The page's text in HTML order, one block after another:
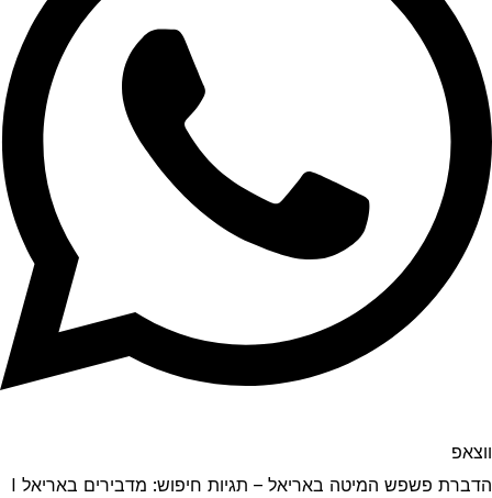
ווצאפ
הדברת פשפש המיטה באריאל – תגיות חיפוש: מדבירים באריאל I